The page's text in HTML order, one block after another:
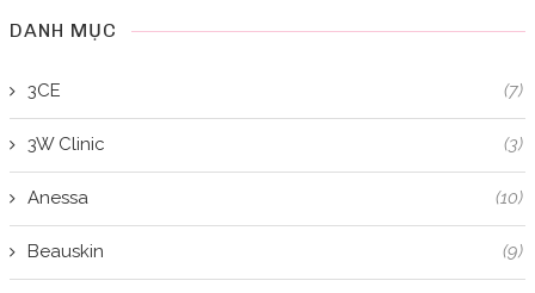
DANH MỤC
3CE (7)
3W Clinic (3)
Anessa (10)
Beauskin (9)